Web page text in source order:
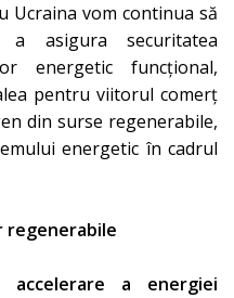
Ucraina vom continua să
asigura securitatea
energetic funcțional,
pentru viitorul comerț
din surse regenerabile,
energetic în cadrul
regenerabile
a energiei